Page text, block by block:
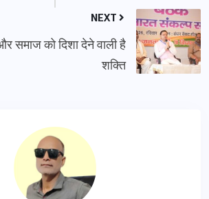
NEXT
और समाज को दिशा देने वाली है
शक्ति